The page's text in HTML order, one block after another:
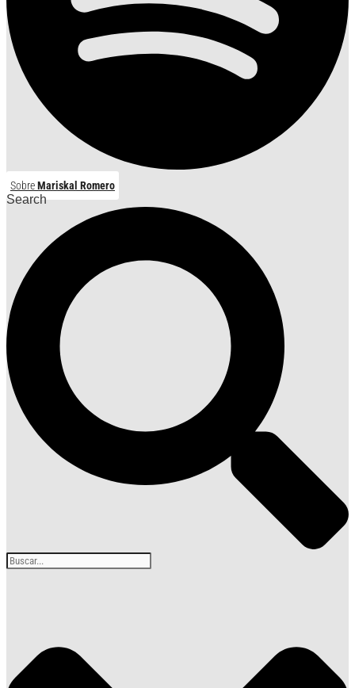
SobreMariskal Romero
Search